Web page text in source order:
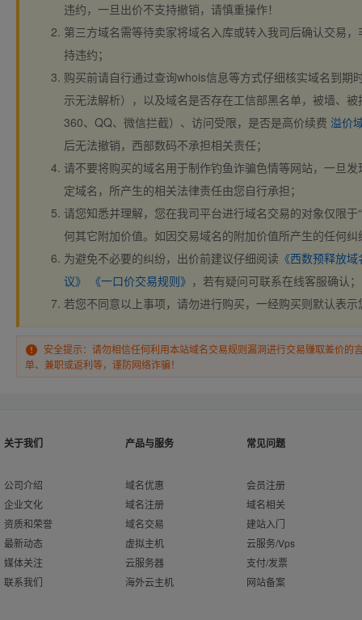
违约，一旦出价不支持撤销，请慎重操作！
第三方域名需等待卖家将域名入库或转入我司后确认交易
持违约；
购买前请自行通过查询whois信息等方式仔细核实域名到期
示无法解析），以及域名是否存在工信部黑名单，被墙、
360、QQ、微信拦截）、访问受限，是否是高价续费 溢价
后无法撤销，西部数码不承担相关责任；
请不要将购买的域名用于制作钓鱼诈骗色情等网站，一旦
定域名，所产生的相关法律责任由您自行承担；
请您知悉并理解，您在我司平台进行域名交易的对象仅限于
何其它附加价值。如因交易域名的附加价值所产生的任何
为避免不必要的纠纷，出价前建议仔细阅读 《西数预释放
议》
《一口价交易规则》 ，若有疑问可联系在线客服确认；
若您不同意以上事项，请勿进行购买，一经购买则默认表
安全提示：请勿相信任何利用本站域名交易规则漏洞进行交易赚取差价的
单、兼职或返利等，谨防网络诈骗！
关于我们
公司介绍
企业文化
资质和荣誉
最新动态
媒体关注
联系我们
产品与服务
域名优惠
域名注册
域名交易
虚拟主机
云服务器
海外云主机
常见问题
会员注册
域名相关
建站入门
云服务/Vps
支付/发票
网站备案